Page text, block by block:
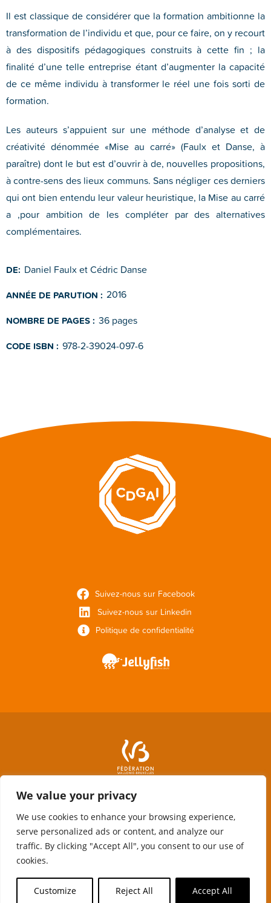
We value your privacy
We use cookies to enhance your browsing experience,
serve personalized ads or content, and analyze our
traffic. By clicking "Accept All", you consent to our use of
cookies.
Customize Reject All Accept All
Il est classique de considérer que la formation ambitionne la
transformation de l’individu et que, pour ce faire, on y recourt
à des dispositifs pédagogiques construits à cette fin ; la
finalité d’une telle entreprise étant d’augmenter la capacité
de ce même individu à transformer le réel une fois sorti de
formation.
Les auteurs s’appuient sur une méthode d’analyse et de
créativité dénommée «Mise au carré» (Faulx et Danse, à
paraître) dont le but est d’ouvrir à de, nouvelles propositions,
à contre-sens des lieux communs. Sans négliger ces derniers
qui ont bien entendu leur valeur heuristique, la Mise au carré
a ,pour ambition de les compléter par des alternatives
complémentaires.
DE: Daniel Faulx et Cédric Danse
ANNÉE DE PARUTION : 2016
NOMBRE DE PAGES : 36 pages
CODE ISBN : 978-2-39024-097-6
Suivez-nous sur Facebook
Suivez-nous sur Linkedin
Politique de confidentialité
Avec le soutien de la Fédération Wallonie-Bruxelles, de la Wallonie et
du Fonds Social européen